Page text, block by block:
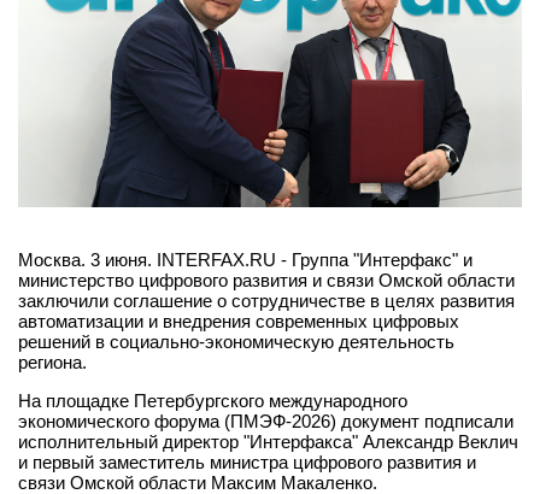
Москва. 3 июня. INTERFAX.RU - Группа "Интерфакс" и
министерство цифрового развития и связи Омской области
заключили соглашение о сотрудничестве в целях развития
автоматизации и внедрения современных цифровых
решений в социально-экономическую деятельность
региона.
На площадке Петербургского международного
экономического форума (ПМЭФ-2026) документ подписали
исполнительный директор "Интерфакса" Александр Веклич
и первый заместитель министра цифрового развития и
связи Омской области Максим Макаленко.